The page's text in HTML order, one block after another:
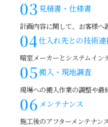
見積書・仕様書
計画内容に関して、お客様へ
仕入れ先との技術連
暗室メーカーとシステムイン
搬入・現地調査
現場への搬入作業の調整や最
メンテナンス
施工後のアフターメンテナン